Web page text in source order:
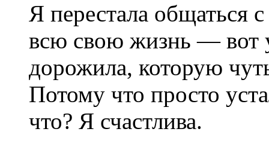
Я перестала общаться
всю свою жизнь — вот
дорожила, которую
Потому что просто
что? Я счастлива.